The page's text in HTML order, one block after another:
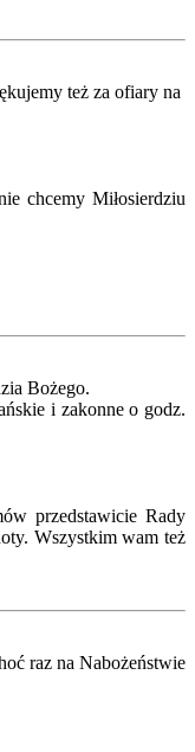
też za ofiary na
chcemy Miłosierdziu
Bożego.
i zakonne o godz.
przedstawicie Rady
Wszystkim wam też
raz na Nabożeństwie